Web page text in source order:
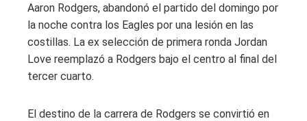
Aaron Rodgers, abandonó el partido del domingo por
la noche contra los Eagles por una lesión en las
costillas. La ex selección de primera ronda Jordan
Love reemplazó a Rodgers bajo el centro al final del
tercer cuarto.
El destino de la carrera de Rodgers se convirtió en